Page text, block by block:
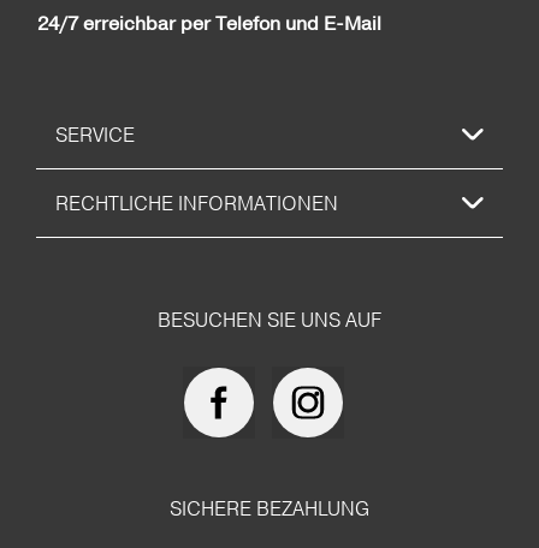
24/7 erreichbar per Telefon und E-Mail
SERVICE
RECHTLICHE INFORMATIONEN
BESUCHEN SIE UNS AUF
SICHERE BEZAHLUNG